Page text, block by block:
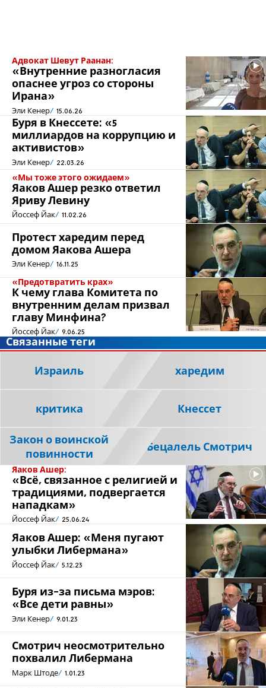
Адвокат Шевут Раанан:
«Внутренние разногласия
опаснее угроз со стороны
Ирана»
Эли Кенер 15.06.26
Буря в Кнессете: «5
миллиардов на коррупцию и
активистов»
Эли Кенер 22.03.26
«Мы тоже этого ожидаем»
Яаков Ашер резко ответил
Яриву Левину
Йоссеф Йак 11.02.26
Протест харедим перед
домом Яакова Ашера
Эли Кенер 16.11.25
«Предотвратить крах»
К чему глава Комитета по
внутренним делам призвал
главу Минфина?
Йоссеф Йак 9.06.25
Яаков Ашер:
«Всё, связанное с религией и
традициями, подвергается
нападкам»
Йоссеф Йак 25.06.24
Яаков Ашер: «Меня пугают
улыбки Либермана»
Йоссеф Йак 5.12.23
Буря из-за письма мэров:
«Все дети равны»
Эли Кенер 9.01.23
Смотрич неосмотрительно
похвалил Либермана
Марк Штоде 1.01.23
Связанные теги
Израиль харедим
критика Кнессет
Закон о воинской
повинности
Бецалель Смотрич